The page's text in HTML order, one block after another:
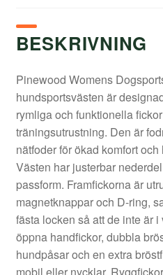
BESKRIVNING
Pinewood Womens
hundsportsvästen är
rymliga och funktionella
träningsutrustning. Den är
nätfoder för ökad komfort
Västen har justerbar
passform. Framfickorna är
magnetknappar och D-ring,
fästa locken så att de inte är
öppna handfickor, dubbla
hundpåsar och en extra